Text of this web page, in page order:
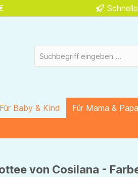
Für Baby & Kind Für Mama & Papa
von Cosilana -